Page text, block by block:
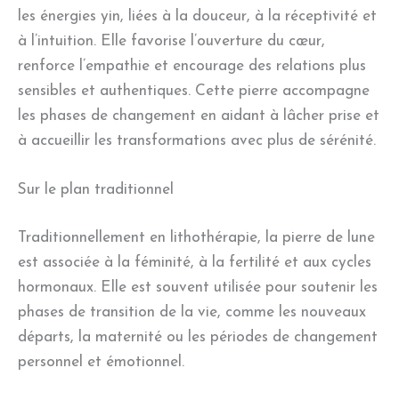
les énergies yin, liées à la douceur, à la réceptivité et
à l’intuition. Elle favorise l’ouverture du cœur,
renforce l’empathie et encourage des relations plus
sensibles et authentiques. Cette pierre accompagne
les phases de changement en aidant à lâcher prise et
à accueillir les transformations avec plus de sérénité.
Sur le plan traditionnel
Traditionnellement en lithothérapie, la pierre de lune
est associée à la féminité, à la fertilité et aux cycles
hormonaux. Elle est souvent utilisée pour soutenir les
phases de transition de la vie, comme les nouveaux
départs, la maternité ou les périodes de changement
personnel et émotionnel.